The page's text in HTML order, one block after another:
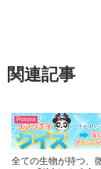
関連記事
Potora
全ての生物が持つ、